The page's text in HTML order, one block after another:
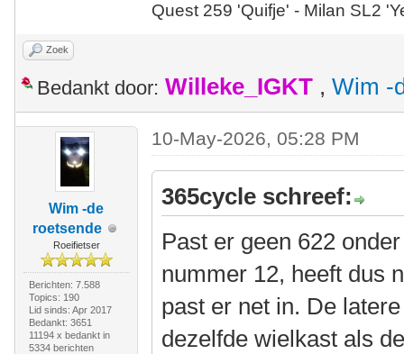
Quest 259 'Quifje' - Milan SL2
Zoek
Bedankt door: Willeke_IGKT , Wim -
Wim -de
roetsende
Roeifietser
Berichten: 7.588
Topics: 190
Lid sinds: Apr 2017
Bedankt: 3651
11194 x bedankt in
5334 berichten
10-May-2026, 05:28 PM
365cycle schreef:
Past er geen 622
nummer 12, heeft dus
past er net in. De
dezelfde wielkast als